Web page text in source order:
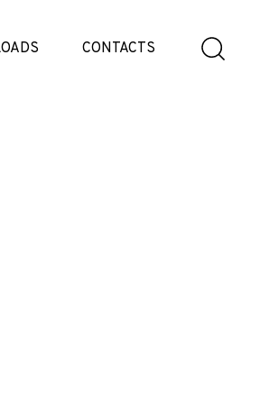
CONTACTS